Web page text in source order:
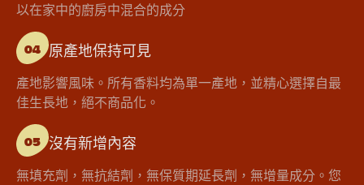
以在家中的廚房中混合的成分
04 原產地保持可見
產地影響風味。所有香料均為單一產地，並精心選擇自最
佳生長地，絕不商品化。
05 沒有新增內容
無填充劑，無抗結劑，無保質期延長劑，無增量成分。您